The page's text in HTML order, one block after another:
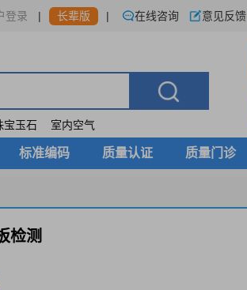
登录 | 长辈版 | 在线咨询 意见反馈
宝玉石 室内空气
标准编码 质量认证 质量门诊
检测